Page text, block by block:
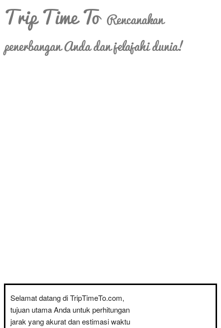
Trip Time To Rencanakan
penerbangan Anda dan jelajahi dunia!
Selamat datang di TripTimeTo.com,
tujuan utama Anda untuk perhitungan
jarak yang akurat dan estimasi waktu